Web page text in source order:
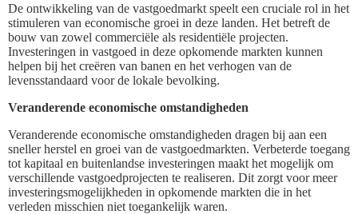
De ontwikkeling van de vastgoedmarkt speelt een cruciale rol in het
stimuleren van economische groei in deze landen. Het betreft de
bouw van zowel commerciële als residentiële projecten.
Investeringen in vastgoed in deze opkomende markten kunnen
helpen bij het creëren van banen en het verhogen van de
levensstandaard voor de lokale bevolking.
Veranderende economische omstandigheden
Veranderende economische omstandigheden dragen bij aan een
sneller herstel en groei van de vastgoedmarkten. Verbeterde toegang
tot kapitaal en buitenlandse investeringen maakt het mogelijk om
verschillende vastgoedprojecten te realiseren. Dit zorgt voor meer
investeringsmogelijkheden in opkomende markten die in het
verleden misschien niet toegankelijk waren.